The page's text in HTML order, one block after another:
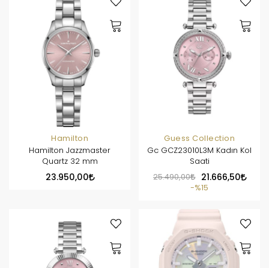
Hamilton
Hamilton Jazzmaster
Quartz 32 mm
23.950,00
Guess Collection
Gc GCZ23010L3M Kadın Kol
Saati
25.490,00
21.666,50
%15